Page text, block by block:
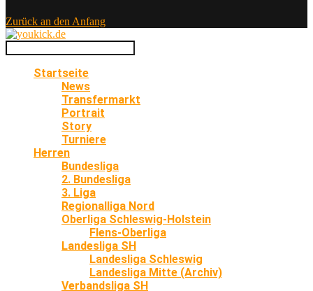
Zurück an den Anfang
Startseite
News
Transfermarkt
Portrait
Story
Turniere
Herren
Bundesliga
2. Bundesliga
3. Liga
Regionalliga Nord
Oberliga Schleswig-Holstein
Flens-Oberliga
Landesliga SH
Landesliga Schleswig
Landesliga Mitte (Archiv)
Verbandsliga SH